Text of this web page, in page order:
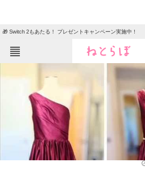
🎁 Switch 2もあたる！ プレゼントキャンペーン実施中！
ニュース
エンタメ
教育・育児
リサーチ